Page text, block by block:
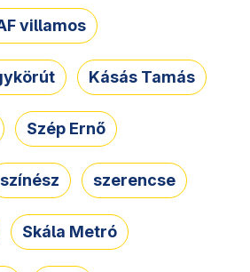
villamos
Kásás Tamás
Szép Ernő
színész szerencse
Skála Metró